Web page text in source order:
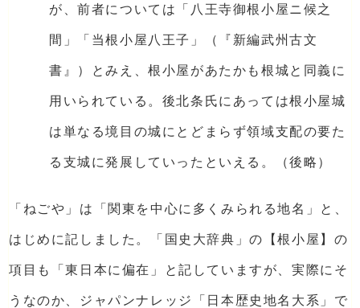
が、前者については「八王寺御根小屋ニ候之
間」「当根小屋八王子」（『新編武州古文
書』）とみえ、根小屋があたかも根城と同義に
用いられている。後北条氏にあっては根小屋城
は単なる境目の城にとどまらず領域支配の要た
る支城に発展していったといえる。（後略）
「ねごや」は「関東を中心に多くみられる地名」と、
はじめに記しました。「国史大辞典」の【根小屋】の
項目も「東日本に偏在」と記していますが、実際にそ
うなのか、ジャパンナレッジ「日本歴史地名大系」で